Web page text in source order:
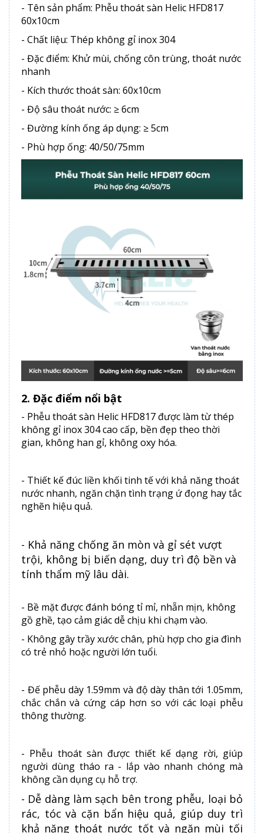
- Tên sản phẩm: Phễu thoát sàn Helic HFD817
60x10cm
- Chất liệu: Thép không gỉ inox 304
- Đặc điểm: Khử mùi, chống côn trùng, thoát nước
nhanh
- Kích thước thoát sàn: 60x10cm
- Độ sâu thoát nước: ≥ 6cm
- Đường kính ống áp dụng: ≥ 5cm
- Phù hợp ống: 40/50/75mm
2. Đặc điểm nổi bật
- Phễu thoát sàn Helic HFD817 được làm từ thép
không gỉ inox 304 cao cấp, bền đẹp theo thời
gian, không han gỉ, không oxy hóa.
- Thiết kế đúc liền khối tinh tế với khả năng thoát
nước nhanh, ngăn chặn tình trạng ứ đọng hay tắc
nghẽn hiệu quả.
- Khả năng chống ăn mòn và gỉ sét vượt
trội, không bị biến dạng, duy trì độ bền và
tính thẩm mỹ lâu dài.
- Bề mặt được đánh bóng tỉ mỉ, nhẵn mịn, không
gồ ghề, tạo cảm giác dễ chịu khi chạm vào.
- Không gây trầy xước chân, phù hợp cho gia đình
có trẻ nhỏ hoặc người lớn tuổi.
- Đế phễu dày 1.59mm và độ dày thân tới 1.05mm,
chắc chắn và cứng cáp hơn so với các loại phễu
thông thường.
- Phễu thoát sàn được thiết kế dạng rời, giúp
người dùng tháo ra - lắp vào nhanh chóng mà
không cần dụng cụ hỗ trợ.
- Dễ dàng làm sạch bên trong phễu, loại bỏ
rác, tóc và cặn bẩn hiệu quả, giúp duy trì
khả năng thoát nước tốt và ngăn mùi tối